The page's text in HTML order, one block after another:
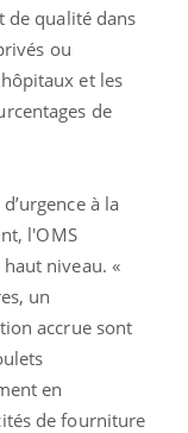
de qualité dans
ou
et les
de
à la
l'OMS
niveau. «
un
accrue sont
en
de fourniture